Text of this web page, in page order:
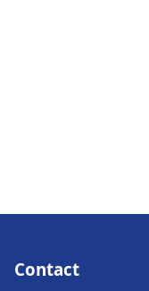
Contact